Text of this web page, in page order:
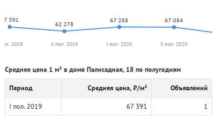
67 391
62 278
67 288 67 084
2019 II пол. 2019 I пол. 2020 II пол. 2020
Средняя цена 1 м² в доме Палисадная, 18 по полугодиям
Период Средняя цена, ₽/м² Объявлений
I пол. 2019 67 391 1